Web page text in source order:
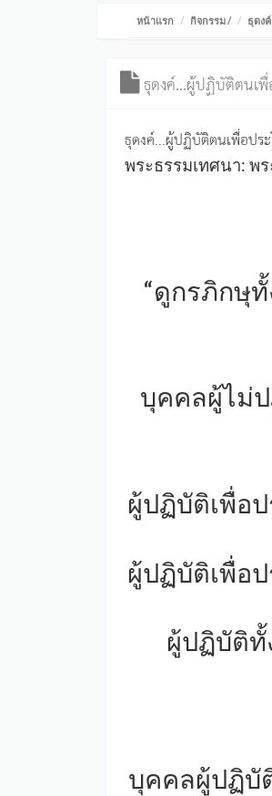
หน้าแรก กิจกรรม/ ธุดง
ธุดงค์...ผู้ปฏิบัติตนเพื่
ธุดงค์...ผู้ปฏิบัติตนเพื่อปร
พระธรรมเทศนา: พ
“ดูกรภิกษุ
บุคคลผู้ไม่
ผู้ปฏิบัติเพื่อ
ผู้ปฏิบัติเพื่อ
ผู้ปฏิบัติทั้
บุคคลผู้ปฏิบั